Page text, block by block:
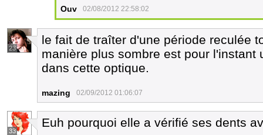
Ouv 02/08/2012 22:58:02
23
le fait de traîter d'une période reculée
manière plus sombre est pour
dans cette optique.
mazing 02/09/2012 01:06:07
33
Euh pourquoi elle a vérifié ses dents